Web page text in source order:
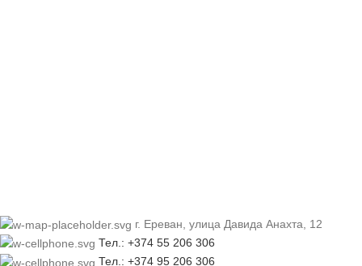
г. Ереван, улица Давида Анахта, 12
Тел.: +374 55 206 306
Тел.: +374 95 206 306